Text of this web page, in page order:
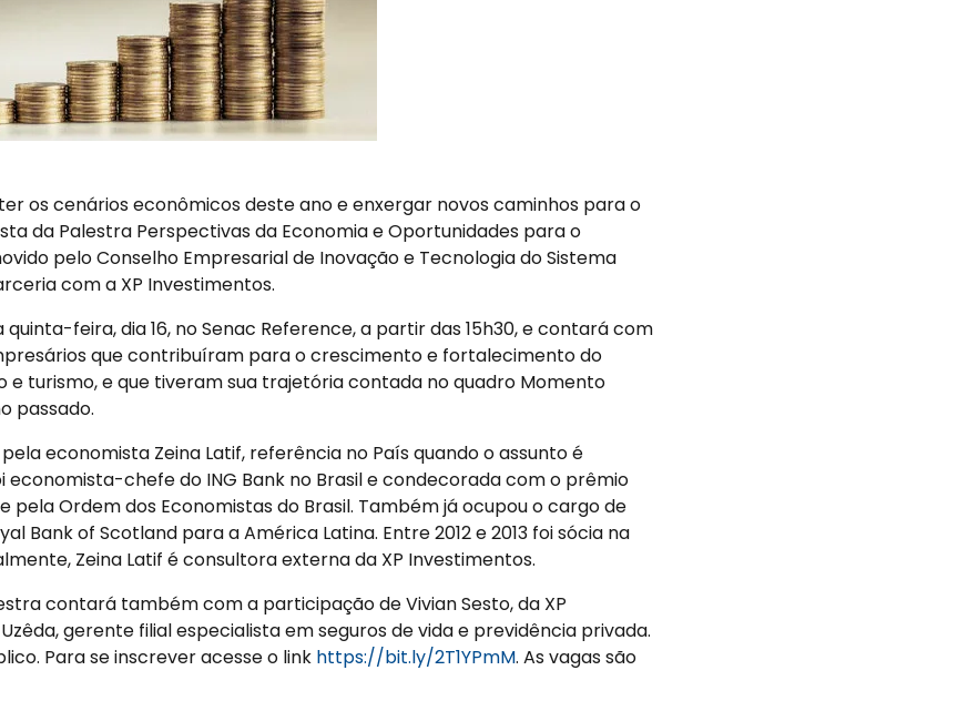
os cenários econômicos deste ano e enxergar novos caminhos para o
da Palestra Perspectivas da Economia e Oportunidades para o
pelo Conselho Empresarial de Inovação e Tecnologia do Sistema
com a XP Investimentos.
feira, dia 16, no Senac Reference, a partir das 15h30, e contará com
que contribuíram para o crescimento e fortalecimento do
e turismo, e que tiveram sua trajetória contada no quadro Momento
passado.
economista Zeina Latif, referência no País quando o assunto é
economista-chefe do ING Bank no Brasil e condecorada com o prêmio
pela Ordem dos Economistas do Brasil. Também já ocupou o cargo de
Bank of Scotland para a América Latina. Entre 2012 e 2013 foi sócia na
Zeina Latif é consultora externa da XP Investimentos.
contará também com a participação de Vivian Sesto, da XP
gerente filial especialista em seguros de vida e previdência privada.
Para se inscrever acesse o link https://bit.ly/2T1YPmM. As vagas são